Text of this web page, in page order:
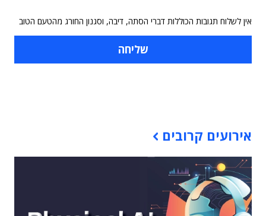
אין לשלוח תגובות הכוללות דברי הסתה, דיבה, וסגנון החורג מהטעם הטוב
אירועים קרובים